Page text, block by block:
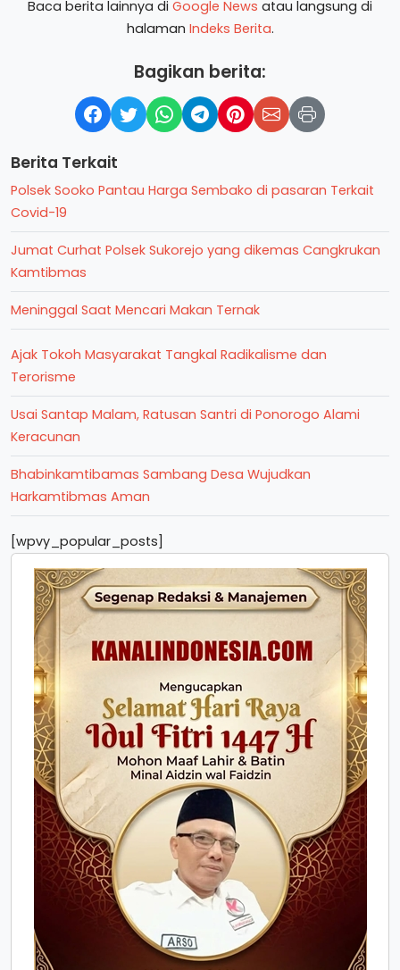
Baca berita lainnya di Google News atau langsung di
halaman Indeks Berita.
Bagikan berita:
Berita Terkait
Polsek Sooko Pantau Harga Sembako di pasaran Terkait
Covid-19
Jumat Curhat Polsek Sukorejo yang dikemas Cangkrukan
Kamtibmas
Meninggal Saat Mencari Makan Ternak
Ajak Tokoh Masyarakat Tangkal Radikalisme dan
Terorisme
Usai Santap Malam, Ratusan Santri di Ponorogo Alami
Keracunan
Bhabinkamtibamas Sambang Desa Wujudkan
Harkamtibmas Aman
[wpvy_popular_posts]